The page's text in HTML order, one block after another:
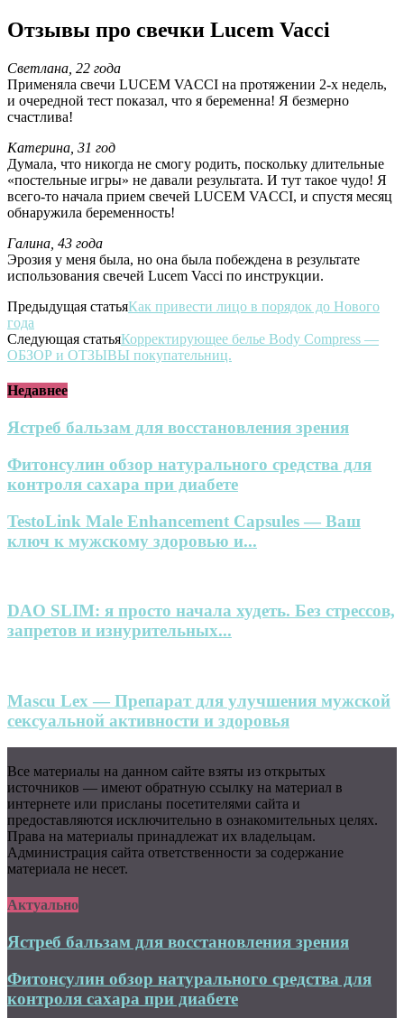
Отзывы про свечки Lucem Vacci
Светлана, 22 года
Применяла свечи LUCEM VACCI на протяжении 2-х недель,
и очередной тест показал, что я беременна! Я безмерно
счастлива!
Катерина, 31 год
Думала, что никогда не смогу родить, поскольку длительные
«постельные игры» не давали результата. И тут такое чудо! Я
всего-то начала прием свечей LUCEM VACCI, и спустя месяц
обнаружила беременность!
Галина, 43 года
Эрозия у меня была, но она была побеждена в результате
использования свечей Lucem Vacci по инструкции.
Предыдущая статьяКак привести лицо в порядок до Нового
года
Следующая статьяКорректирующее белье Body Compress —
ОБЗОР и ОТЗЫВЫ покупательниц.
Недавнее
Ястреб бальзам для восстановления зрения
Фитонсулин обзор натурального средства для
контроля сахара при диабете
TestoLink Male Enhancement Capsules — Ваш
ключ к мужскому здоровью и...
DAO SLIM: я просто начала худеть. Без стрессов,
запретов и изнурительных...
Mascu Lex — Препарат для улучшения мужской
сексуальной активности и здоровья
Все материалы на данном сайте взяты из открытых
источников — имеют обратную ссылку на материал в
интернете или присланы посетителями сайта и
предоставляются исключительно в ознакомительных целях.
Права на материалы принадлежат их владельцам.
Администрация сайта ответственности за содержание
материала не несет.
Актуально
Ястреб бальзам для восстановления зрения
Фитонсулин обзор натурального средства для
контроля сахара при диабете